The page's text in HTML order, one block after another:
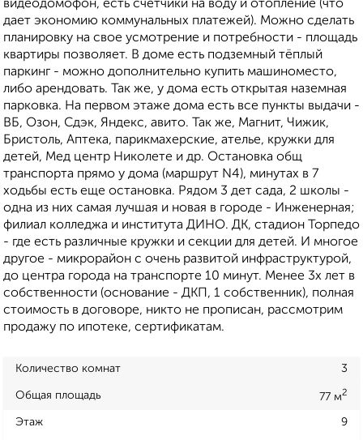
видеодомофон, есть счетчики на воду и отопление (что
дает экономию коммунальных платежей). Можно сделать
планировку на свое усмотрение и потребности - площадь
квартиры позволяет. В доме есть подземный тёплый
паркинг - можно дополнительно купить машиноместо,
либо арендовать. Так же, у дома есть открытая наземная
парковка. На первом этаже дома есть все пункты выдачи -
ВБ, Озон, Сдэк, Яндекс, авито. Так же, Магнит, Чижик,
Бристоль, Аптека, парикмахерские, ателье, кружки для
детей, Мед центр Николете и др. Остановка общ
транспорта прямо у дома (маршрут N4), минутах в 7
ходьбы есть еще остановка. Рядом 3 дет сада, 2 школы -
одна из них самая лучшая и новая в городе - Инженерная;
филиал колледжа и института ДИНО. ДК, стадион Торпедо
- где есть различные кружки и секции для детей. И многое
другое - микрорайон с очень развитой инфраструктурой,
до центра города на транспорте 10 минут. Менее 3х лет в
собственности (основание - ДКП, 1 собственник), полная
стоимость в договоре, никто не прописан, рассмотрим
продажу по ипотеке, сертификатам.
Количество комнат 3
Общая площадь 77 м2
Этаж 9